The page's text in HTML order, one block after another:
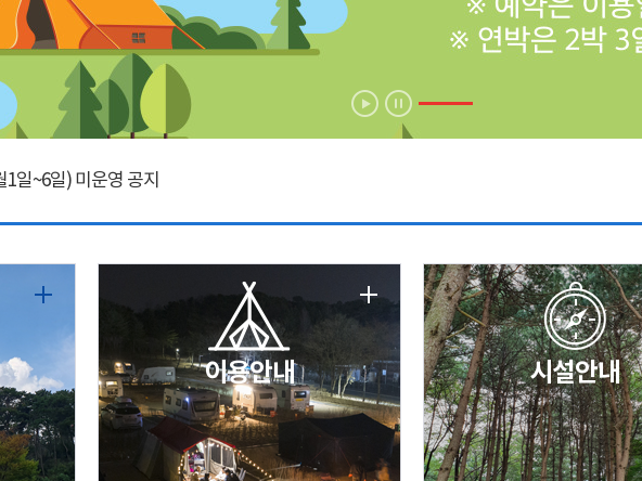
1일~6일) 미운영 공지
스템 점검 및 안정화에 따른 서비스 이용 제한 안내
캠핑장 안점 점검의 날 변경 안내
1일~6일) 미운영 공지
이용안내 시설안내